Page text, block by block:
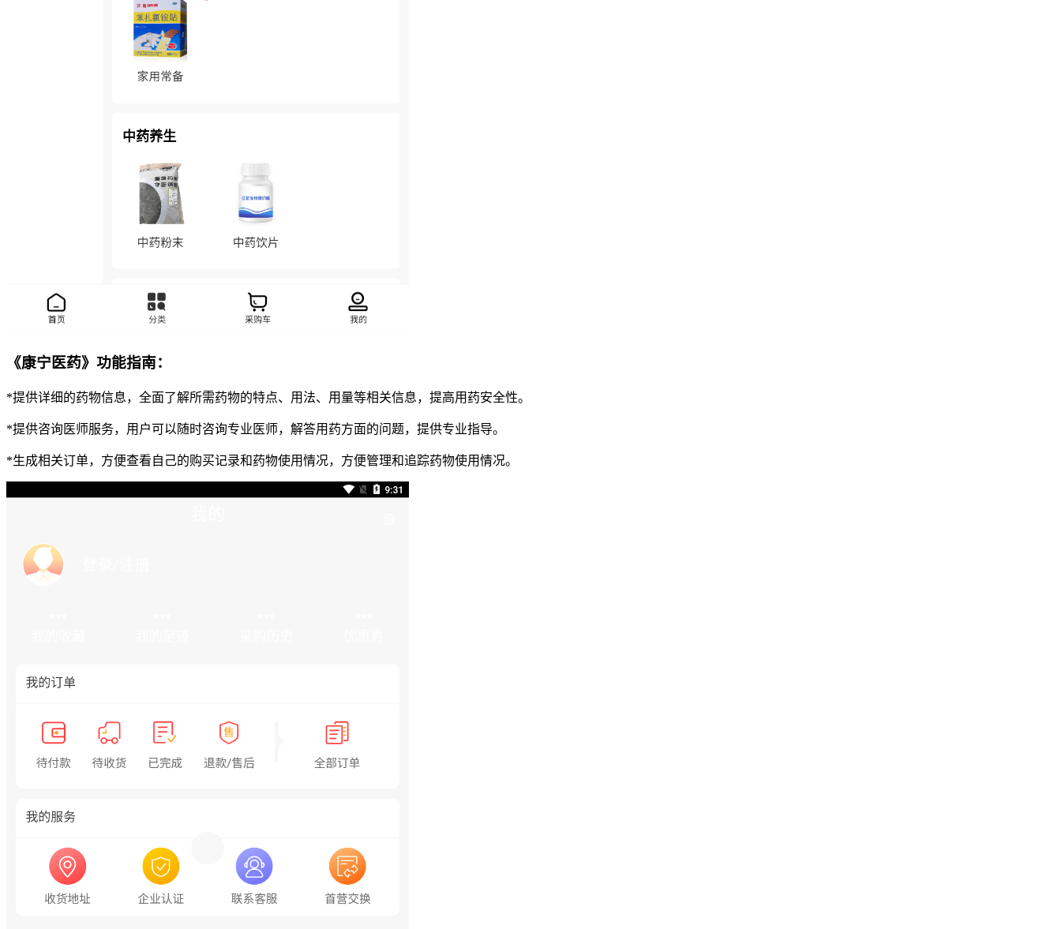
《康宁医药》功能指南：
*提供详细的药物信息，全面了解所需药物的特点、用法、用量等相关信息，提高用药安全性。
*提供咨询医师服务，用户可以随时咨询专业医师，解答用药方面的问题，提供专业指导。
*生成相关订单，方便查看自己的购买记录和药物使用情况，方便管理和追踪药物使用情况。